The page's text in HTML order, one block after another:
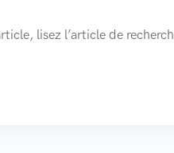
lisez l’article de